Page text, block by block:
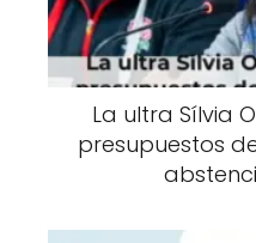
La ultra Sílvia
presupuestos